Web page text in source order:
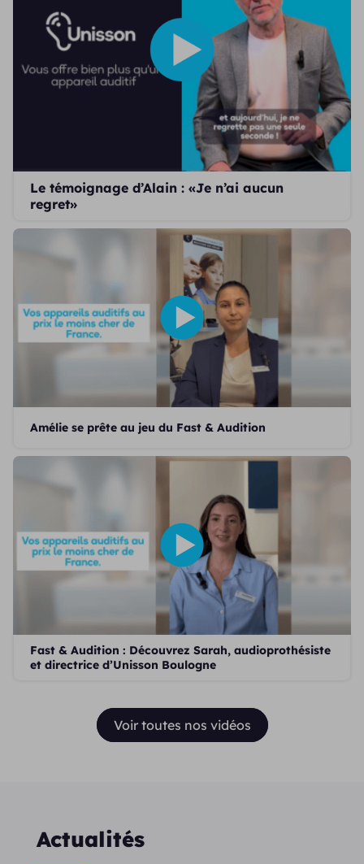
Le témoignage d’Alain : «Je n’ai aucun
regret»
Amélie se prête au jeu du Fast & Audition
Fast & Audition : Découvrez Sarah, audioprothésiste
et directrice d’Unisson Boulogne
Voir toutes nos vidéos
Actualités